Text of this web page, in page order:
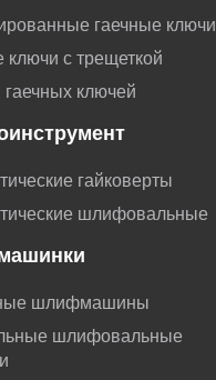
гаечные ключи
ключи с трещеткой
ключей
гайковерты
шлифовальные
шлифмашины
шлифовальные